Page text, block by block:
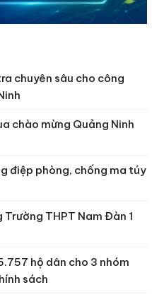
chuyên sâu cho công
chào mừng Quảng Ninh
điệp phòng, chống ma túy
THPT Nam Đàn 1
hộ dân cho 3 nhóm
sách